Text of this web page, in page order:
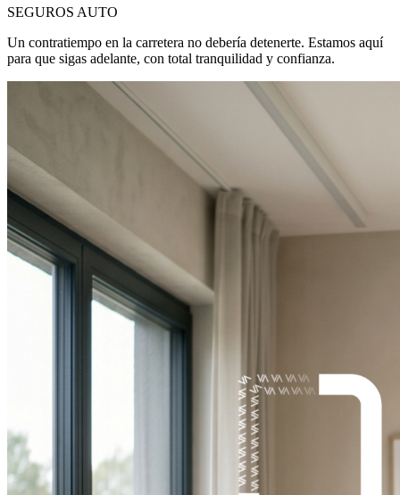
SEGUROS AUTO
Un contratiempo en la carretera no debería detenerte. Estamos aquí
para que sigas adelante, con total tranquilidad y confianza.